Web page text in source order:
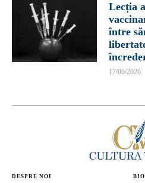
Lecția
între
17/06/2026
DESPRE NOI